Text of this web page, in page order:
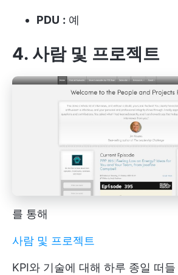
PDU : 예
4. 사람 및 프로젝트
를 통해
사람 및 프로젝트
KPI와 기술에 대해 하루 종일 떠